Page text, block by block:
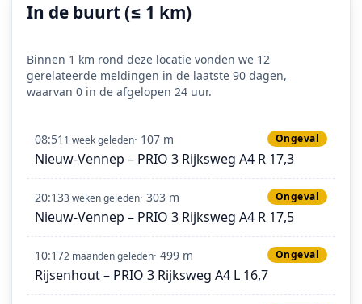
In de buurt (≤ 1 km)
Binnen 1 km rond deze locatie vonden we 12
gerelateerde meldingen in de laatste 90 dagen,
waarvan 0 in de afgelopen 24 uur.
08:51 1 week geleden· 107 m Ongeval
Nieuw-Vennep – PRIO 3 Rijksweg A4 R 17,3
20:133 weken geleden· 303 m Ongeval
Nieuw-Vennep – PRIO 3 Rijksweg A4 R 17,5
10:172 maanden geleden· 499 m Ongeval
Rijsenhout – PRIO 3 Rijksweg A4 L 16,7